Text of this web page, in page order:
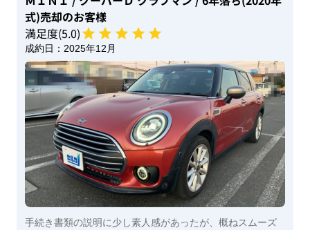
式)売却のお客様
満足度(5.0)
成約日： 2025年12月
手続き書類の説明に少し素人感があったが、概ねスムーズ